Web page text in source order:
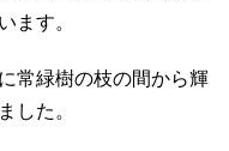
ます。
常緑樹の枝の間から輝
した。